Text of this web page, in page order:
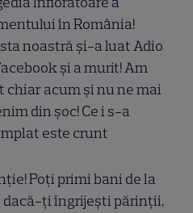
în România!
noastră și-a luat Adio
și a murit! Am
chiar acum și nu ne mai
din șoc! Ce i s-a
este crunt
Poți primi bani de la
dacă-ți îngrijești părinții,